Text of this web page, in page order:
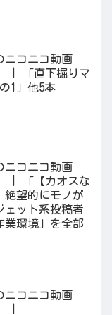
ニコニコ動画
| 「直下掘りマ
1」他5本
ニコニコ動画
| 「【カオスな
絶望的にモノが
ェット系投稿者
業環境」を全部
ニコニコ動画
|